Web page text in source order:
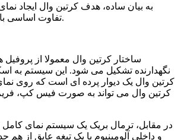
به بیان ساده، هدف کرتین وال ایجاد
تفاوت اساسی باعث می شود این دو مفهوم در بسیاری از مواقع به جای رقیب مستقیم بودن، مکمل یکدیگر باشند.
ساختار کرتین وال معمولا از
نگهدارنده تشکیل می شود. این سیستم به
کرتین وال یک دیوار پرده ای است که روی
کرتین وال می تواند به صورت فیس کپ،
در مقابل، ترمال بریک یک سیستم نمای
و داخلی آلومینیوم با یک تیغه عایق از